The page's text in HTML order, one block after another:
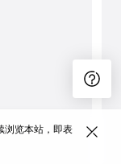
浏览本站，即表